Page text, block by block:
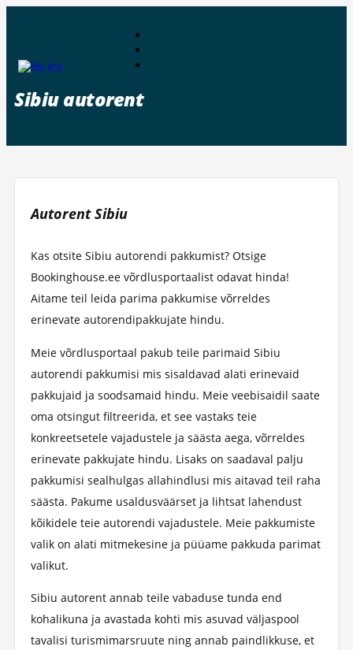
Sibiu autorent
Autorent Sibiu
Kas otsite Sibiu autorendi pakkumist? Otsige
Bookinghouse.ee võrdlusportaalist odavat hinda!
Aitame teil leida parima pakkumise võrreldes
erinevate autorendipakkujate hindu.
Meie võrdlusportaal pakub teile parimaid Sibiu
autorendi pakkumisi mis sisaldavad alati erinevaid
pakkujaid ja soodsamaid hindu. Meie veebisaidil saate
oma otsingut filtreerida, et see vastaks teie
konkreetsetele vajadustele ja säästa aega, võrreldes
erinevate pakkujate hindu. Lisaks on saadaval palju
pakkumisi sealhulgas allahindlusi mis aitavad teil raha
säästa. Pakume usaldusväärset ja lihtsat lahendust
kõikidele teie autorendi vajadustele. Meie pakkumiste
valik on alati mitmekesine ja püüame pakkuda parimat
valikut.
Sibiu autorent annab teile vabaduse tunda end
kohalikuna ja avastada kohti mis asuvad väljaspool
tavalisi turismimarsruute ning annab paindlikkuse, et